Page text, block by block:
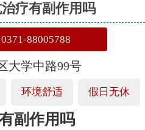
疗有副作用吗
88005788
大学中路99号
环境舒适 假日无休
副作用吗